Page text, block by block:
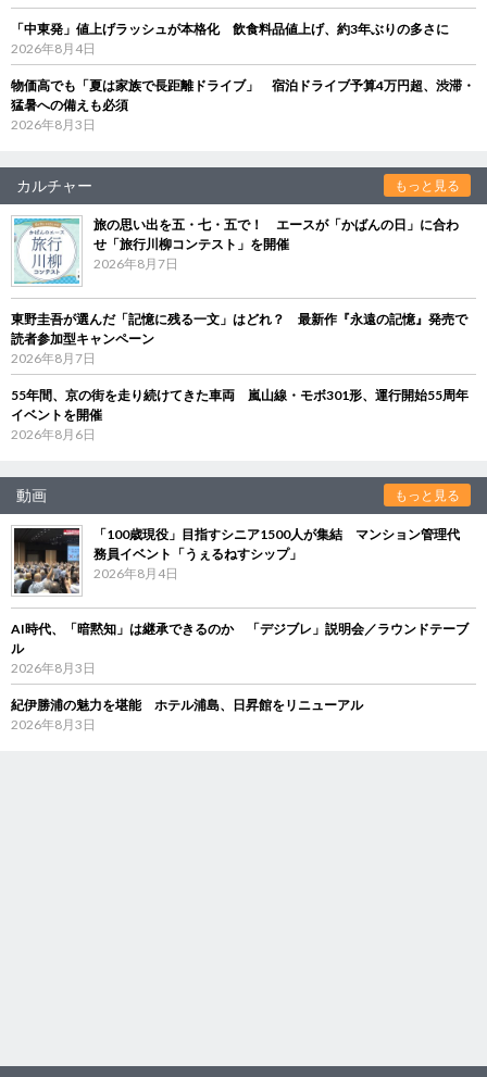
「中東発」値上げラッシュが本格化 飲食料品値上げ、約3年ぶりの多さに
2026年8月4日
物価高でも「夏は家族で長距離ドライブ」 宿泊ドライブ予算4万円超、渋滞・
猛暑への備えも必須
2026年8月3日
カルチャー もっと見る
旅の思い出を五・七・五で！ エースが「かばんの日」に合わ
せ「旅行川柳コンテスト」を開催
2026年8月7日
東野圭吾が選んだ「記憶に残る一文」はどれ？ 最新作『永遠の記憶』発売で
読者参加型キャンペーン
2026年8月7日
55年間、京の街を走り続けてきた車両 嵐山線・モボ301形、運行開始55周年
イベントを開催
2026年8月6日
動画 もっと見る
「100歳現役」目指すシニア1500人が集結 マンション管理代
務員イベント「うぇるねすシップ」
2026年8月4日
AI時代、「暗黙知」は継承できるのか 「デジブレ」説明会／ラウンドテーブ
ル
2026年8月3日
紀伊勝浦の魅力を堪能 ホテル浦島、日昇館をリニューアル
2026年8月3日